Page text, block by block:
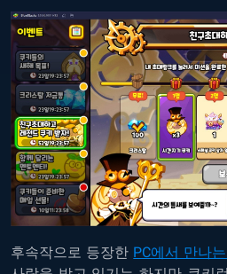
후속작으로 등장한 PC에서 만나